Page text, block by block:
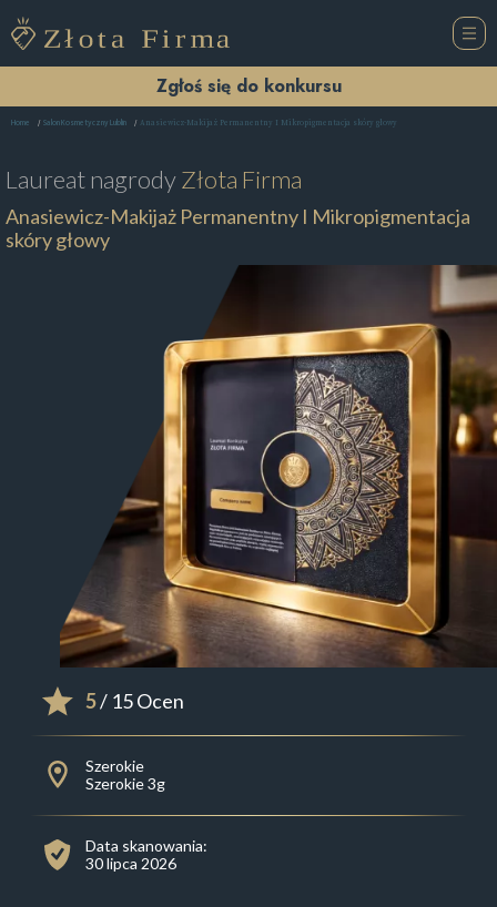
Zgłoś się do konkursu
Home Salon Kosmetyczny Lublin Anasiewicz-Makijaż Permanentny I Mikropigmentacja skóry głowy
Laureat nagrodyZłota Firma
Anasiewicz-Makijaż Permanentny I Mikropigmentacja
skóry głowy
5/ 15 Ocen
Szerokie
Szerokie 3g
Data skanowania:
30 lipca 2026